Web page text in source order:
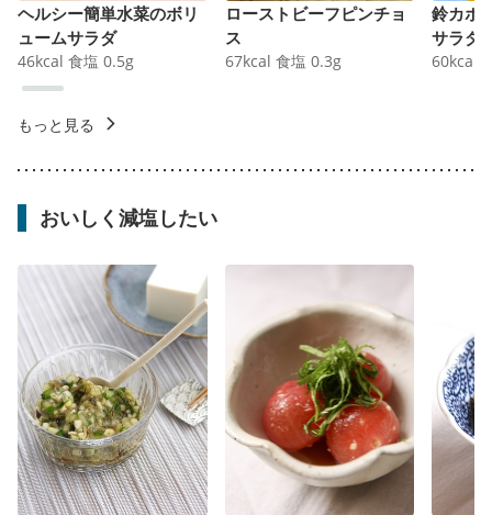
ヘルシー簡単水菜のボリ
ュームサラダ
46kcal 食塩 0.5g
ローストビーフピンチョ
ス
67kcal 食塩 0.3g
鈴カボ
サラダ
60kcal
もっと見る
おいしく減塩したい